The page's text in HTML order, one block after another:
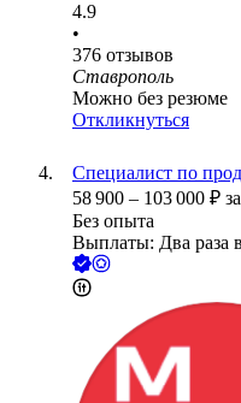
4.9
•
376 отзывов
Ставрополь
Можно без резюме
Откликнуться
Специалист по
58 900 – 103 000 ₽
Без опыта
Выплаты: Два раза